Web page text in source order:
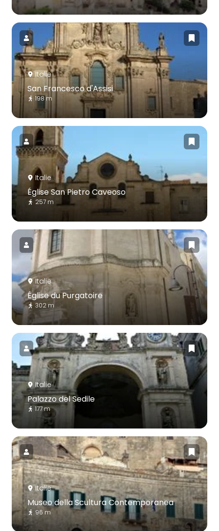
Italie
San Francesco d'Assisi
198 m
Italie
Église San Pietro Caveoso
257 m
Italie
Église du Purgatoire
302 m
Italie
Palazzo del Sedile
177 m
Italie
Museo della Scultura Contemporanea
96 m